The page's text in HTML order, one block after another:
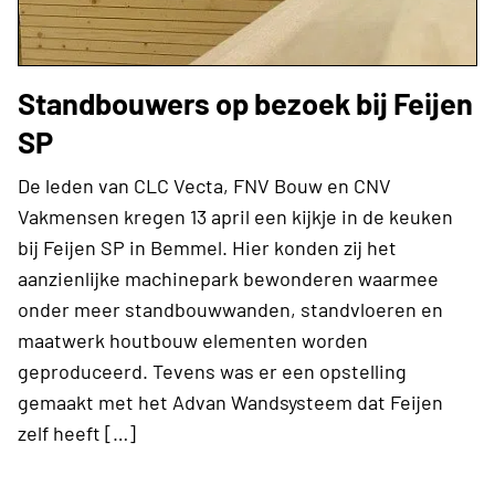
Standbouwers op bezoek bij Feijen
SP
De leden van CLC Vecta, FNV Bouw en CNV
Vakmensen kregen 13 april een kijkje in de keuken
bij Feijen SP in Bemmel. Hier konden zij het
aanzienlijke machinepark bewonderen waarmee
onder meer standbouwwanden, standvloeren en
maatwerk houtbouw elementen worden
geproduceerd. Tevens was er een opstelling
gemaakt met het Advan Wandsysteem dat Feijen
zelf heeft […]